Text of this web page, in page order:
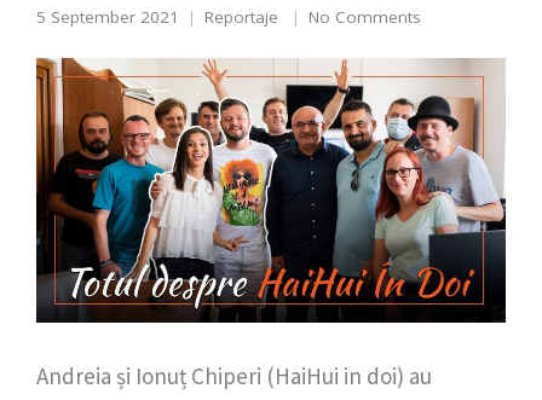
5 September 2021 Reportaje No Comments
Andreia și Ionuț Chiperi (HaiHui in doi) au